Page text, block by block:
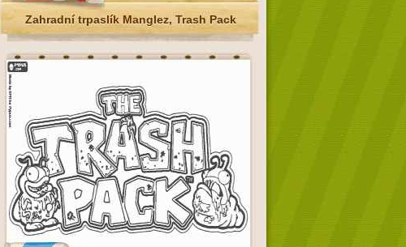
Zahradní trpaslík Manglez, Trash Pack